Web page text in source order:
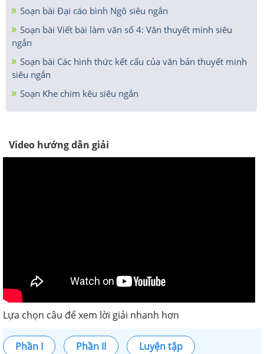
Soạn bài Đại cáo bình Ngô siêu ngắn
Soạn bài Viết bài làm văn số 4: Văn thuyết minh siêu
ngắn
Soạn bài Các hình thức kết cấu của văn bản thuyết minh
siêu ngắn
Soạn Khe chim kêu siêu ngắn
Video hướng dẫn giải
Lựa chọn câu để xem lời giải nhanh hơn
Phần I Phần II Luyện tập